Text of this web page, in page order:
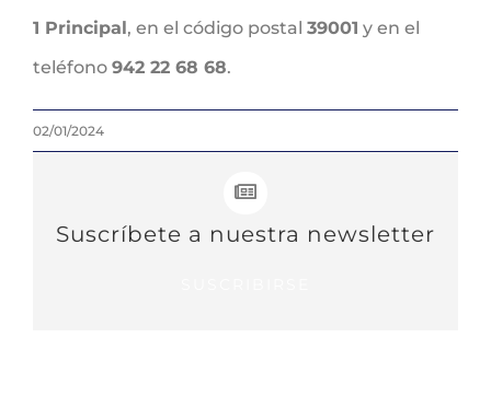
1 Principal, en el código postal 39001 y en el
teléfono 942 22 68 68.
02/01/2024
Suscríbete a nuestra newsletter